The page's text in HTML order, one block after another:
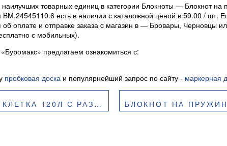
наилучших товарных единиц в категории Блокноты — Блокнот
есть в наличии с каталожной ценой в 59.00 /
оплате и отправке заказа c магазин в — Бровары, Черновцы
с мобильных).
предлагаем ознакомиться с:
пробковая доска и популярнейший запрос по сайту - маркерная
BM.24359911 БЛОКНОТ НА ПРУЖИНЕ СВЕРХУ